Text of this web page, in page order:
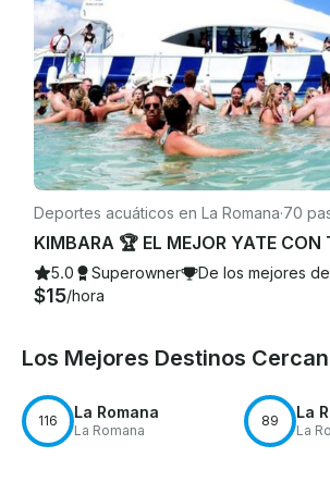
Deportes acuáticos en La Romana·70
5.0 Superowner De los mejores
$15/hora
Los Mejores Destinos
116 La Romana
La Romana
89 La
La